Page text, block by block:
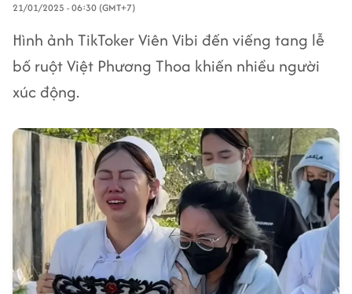
21/01/2025 - 06:30 (GMT+7)
Hình ảnh TikToker Viên Vibi đến viếng tang lễ
bố ruột Việt Phương Thoa khiến nhiều người
xúc động.